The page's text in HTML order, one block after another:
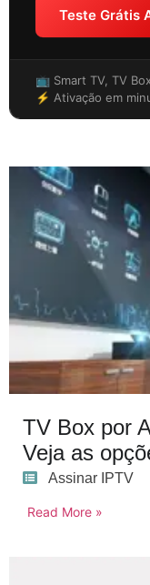
Teste Grátis
📺 Smart TV, TV
⚡ Ativação em
TV Box por
Veja as
Assinar IPTV
Read More »